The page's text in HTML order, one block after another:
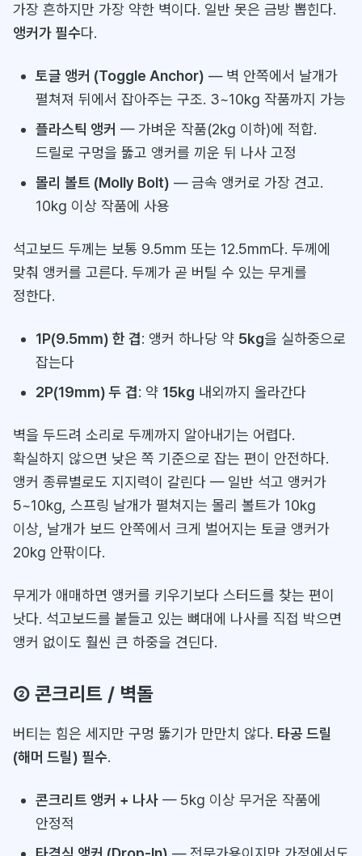
가장 흔하지만 가장 약한 벽이다. 일반 못은 금방 뽑힌다.
앵커가 필수다.
토글 앵커 (Toggle Anchor) — 벽 안쪽에서 날개가
펼쳐져 뒤에서 잡아주는 구조. 3~10kg 작품까지 가능
플라스틱 앵커 — 가벼운 작품(2kg 이하)에 적합.
드릴로 구멍을 뚫고 앵커를 끼운 뒤 나사 고정
몰리 볼트 (Molly Bolt) — 금속 앵커로 가장 견고.
10kg 이상 작품에 사용
석고보드 두께는 보통 9.5mm 또는 12.5mm다. 두께에
맞춰 앵커를 고른다. 두께가 곧 버틸 수 있는 무게를
정한다.
1P(9.5mm) 한 겹: 앵커 하나당 약 5kg을 실하중으로
잡는다
2P(19mm) 두 겹: 약 15kg 내외까지 올라간다
벽을 두드려 소리로 두께까지 알아내기는 어렵다.
확실하지 않으면 낮은 쪽 기준으로 잡는 편이 안전하다.
앵커 종류별로도 지지력이 갈린다 — 일반 석고 앵커가
5~10kg, 스프링 날개가 펼쳐지는 몰리 볼트가 10kg
이상, 날개가 보드 안쪽에서 크게 벌어지는 토글 앵커가
20kg 안팎이다.
무게가 애매하면 앵커를 키우기보다 스터드를 찾는 편이
낫다. 석고보드를 붙들고 있는 뼈대에 나사를 직접 박으면
앵커 없이도 훨씬 큰 하중을 견딘다.
② 콘크리트 / 벽돌
버티는 힘은 세지만 구멍 뚫기가 만만치 않다. 타공 드릴
(해머 드릴) 필수.
콘크리트 앵커 + 나사— 5kg 이상 무거운 작품에
안정적